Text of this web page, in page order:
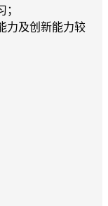
力及创新能力较